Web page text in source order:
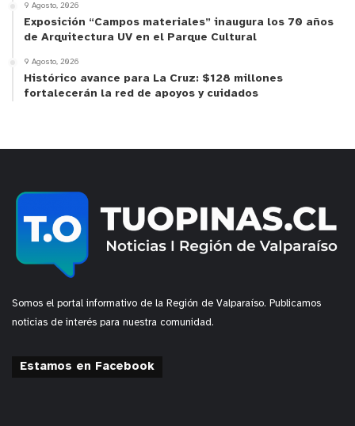
y tú, ¿qué opinas?
9 Agosto, 2026
Exposición “Campos materiales” inaugura los 70 años
de Arquitectura UV en el Parque Cultural
9 Agosto, 2026
Histórico avance para La Cruz: $128 millones
fortalecerán la red de apoyos y cuidados
Somos el portal informativo de la Región de Valparaíso. Publicamos
noticias de interés para nuestra comunidad.
Estamos en Facebook